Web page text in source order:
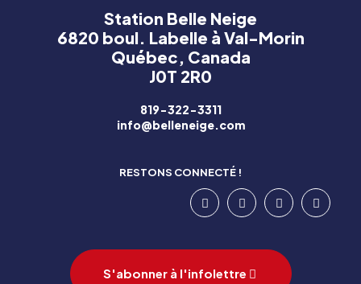
Station Belle Neige
6820 boul. Labelle à Val-Morin
Québec, Canada
J0T 2R0
819-322-3311
info@belleneige.com
RESTONS CONNECTÉ !
S'abonner à l'infolettre